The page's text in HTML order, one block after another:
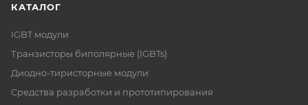
КАТАЛОГ
IGBT модули
Транзисторы биполярные (IGBTs)
Диодно-тиристорные модули
Средства разработки и прототипирования